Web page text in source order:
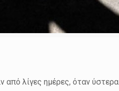
από λίγες ημέρες, όταν